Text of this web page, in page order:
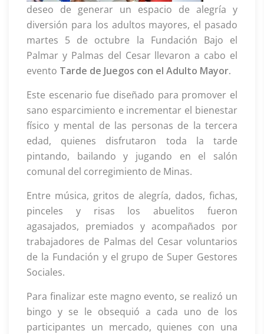
deseo de generar un espacio de alegría y
diversión para los adultos mayores, el pasado
martes 5 de octubre la Fundación Bajo el
Palmar y Palmas del Cesar llevaron a cabo el
evento Tarde de Juegos con el Adulto Mayor.
Este escenario fue diseñado para promover el
sano esparcimiento e incrementar el bienestar
físico y mental de las personas de la tercera
edad, quienes disfrutaron toda la tarde
pintando, bailando y jugando en el salón
comunal del corregimiento de Minas.
Entre música, gritos de alegría, dados, fichas,
pinceles y risas los abuelitos fueron
agasajados, premiados y acompañados por
trabajadores de Palmas del Cesar voluntarios
de la Fundación y el grupo de Super Gestores
Sociales.
Para finalizar este magno evento, se realizó un
bingo y se le obsequió a cada uno de los
participantes un mercado, quienes con una